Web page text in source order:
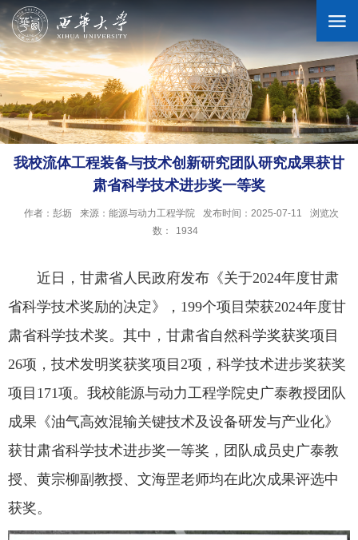
学校概况
机构设置
招生就业
公共服务
人才招聘
学生
我校流体工程装备与技术创新研究团队研究成果获甘
肃省科学技术进步奖一等奖
作者：彭坜 来源：能源与动力工程学院 发布时间：2025-07-11
浏览次
数：
1934
近日，甘肃省人民政府发布《关于2024年度甘肃
省科学技术奖励的决定》，199个项目荣获2024年度甘
肃省科学技术奖。其中，甘肃省自然科学奖获奖项目
26项，技术发明奖获奖项目2项，科学技术进步奖获奖
项目171项。我校能源与动力工程学院史广泰教授团队
成果《油气高效混输关键技术及设备研发与产业化》
获甘肃省科学技术进步奖一等奖，团队成员史广泰教
授、黄宗柳副教授、文海罡老师均在此次成果评选中
获奖。